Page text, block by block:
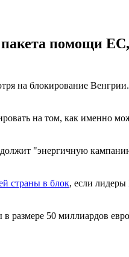
помощи
на блокирование
на том, как именно
"энергичную
страны в блок, если лидеры
размере 50 миллиардов